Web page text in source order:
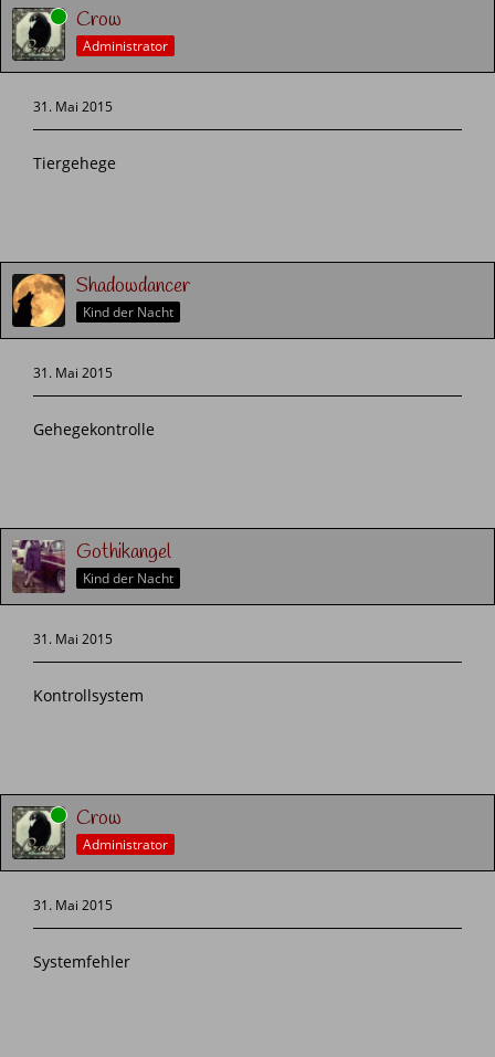
Online Crow
Administrator
31. Mai 2015
Tiergehege
Shadowdancer
Kind der Nacht
31. Mai 2015
Gehegekontrolle
Gothikangel
Kind der Nacht
31. Mai 2015
Kontrollsystem
Online Crow
Administrator
31. Mai 2015
Systemfehler